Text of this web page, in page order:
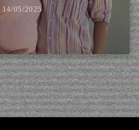
14/05/2025